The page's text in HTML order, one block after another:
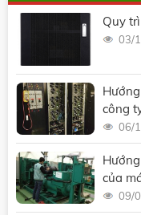
Quy
03/
công
06/
của
09/